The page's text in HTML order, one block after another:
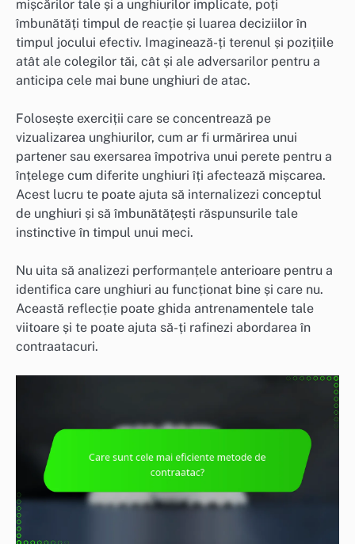
mișcărilor tale și a unghiurilor implicate, poți
îmbunătăți timpul de reacție și luarea deciziilor în
timpul jocului efectiv. Imaginează-ți terenul și pozițiile
atât ale colegilor tăi, cât și ale adversarilor pentru a
anticipa cele mai bune unghiuri de atac.
Folosește exerciții care se concentrează pe
vizualizarea unghiurilor, cum ar fi urmărirea unui
partener sau exersarea împotriva unui perete pentru a
înțelege cum diferite unghiuri îți afectează mișcarea.
Acest lucru te poate ajuta să internalizezi conceptul
de unghiuri și să îmbunătățești răspunsurile tale
instinctive în timpul unui meci.
Nu uita să analizezi performanțele anterioare pentru a
identifica care unghiuri au funcționat bine și care nu.
Această reflecție poate ghida antrenamentele tale
viitoare și te poate ajuta să-ți rafinezi abordarea în
contraatacuri.